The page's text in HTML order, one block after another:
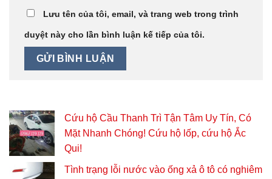
Lưu tên của tôi, email, và trang web trong trình
duyệt này cho lần bình luận kế tiếp của tôi.
Cứu hộ Cầu Thanh Trì Tận Tâm Uy Tín, Có
Mặt Nhanh Chóng! Cứu hộ lốp, cứu hộ Ắc
Qui!
Tình trạng lỗi nước vào ống xả ô tô có nghiêm